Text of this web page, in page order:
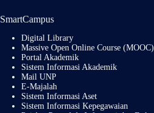
SmartCampus
Digital Library
Massive Open Online Course (MOOC)
Portal Akademik
Sistem Informasi Akademik
Mail UNP
E-Majalah
Sistem Informasi Aset
Sistem Informasi Kepegawaian